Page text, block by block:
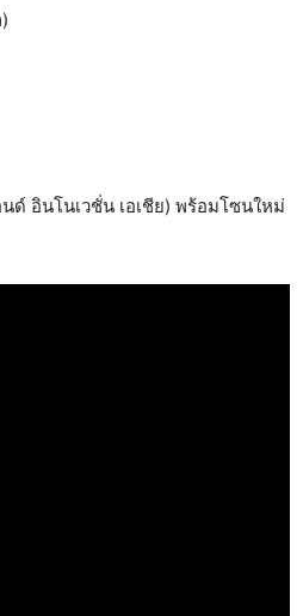
ด์ อินโนเวชั่น เอเชีย) พร้อมโซนใหม่